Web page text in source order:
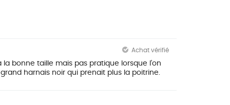
Achat vérifié
bonne taille mais pas pratique lorsque l'on
harnais noir qui prenait plus la poitrine.